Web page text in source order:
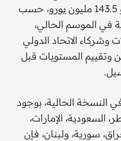
الـ18 من بطولة كأس آسيا 2023 نحو 143.5 مليون يورو، حسب
في الموسم الحالي،
وشركاء الاتحاد الدولي
وتقييم المستويات قبل
النسخة الحالية، بوجود
الإمارات،
سورية، ولبنان، فإن